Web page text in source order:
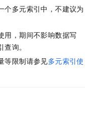
个多元索引中，不建议为
用，期间不影响数据写
询。
等限制请参见多元索引使